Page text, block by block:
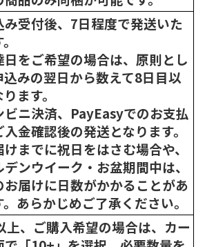
み受付後、7日程度で発送いた
をご希望の場合は、原則とし
込みの翌日から数えて8日目以
ます。
ニ決済、PayEasyでのお支払
入金確認後の発送となります。
までに祝日をはさむ場合や、
デンウイーク・お盆期間中は、
お届けに日数がかかることがあ
。あらかじめご了承ください。
上、ご購入希望の場合は、カー